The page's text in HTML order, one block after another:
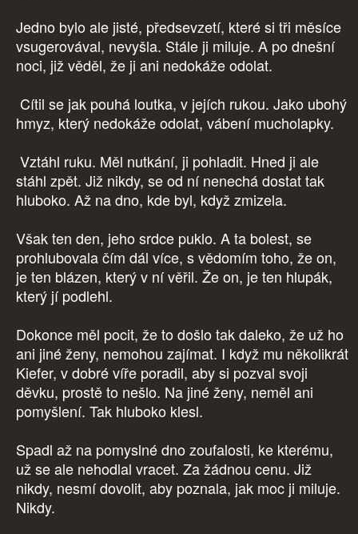
Jedno bylo ale jisté, předsevzetí, které si tři měsíce
vsugerovával, nevyšla. Stále ji miluje. A po dnešní
noci, již věděl, že ji ani nedokáže odolat.
Cítil se jak pouhá loutka, v jejích rukou. Jako ubohý
hmyz, který nedokáže odolat, vábení mucholapky.
Vztáhl ruku. Měl nutkání, ji pohladit. Hned ji ale
stáhl zpět. Již nikdy, se od ní nenechá dostat tak
hluboko. Až na dno, kde byl, když zmizela.
Však ten den, jeho srdce puklo. A ta bolest, se
prohlubovala čím dál více, s vědomím toho, že on,
je ten blázen, který v ní věřil. Že on, je ten hlupák,
který jí podlehl.
Dokonce měl pocit, že to došlo tak daleko, že už ho
ani jiné ženy, nemohou zajímat. I když mu několikrát
Kiefer, v dobré víře poradil, aby si pozval svoji
děvku, prostě to nešlo. Na jiné ženy, neměl ani
pomyšlení. Tak hluboko klesl.
Spadl až na pomyslné dno zoufalosti, ke kterému,
už se ale nehodlal vracet. Za žádnou cenu. Již
nikdy, nesmí dovolit, aby poznala, jak moc ji miluje.
Nikdy.